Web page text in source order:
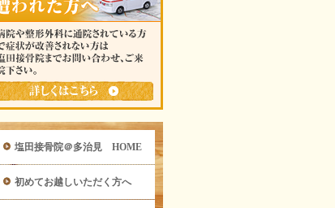
塩田接骨院＠多治見 HOME
初めてお越しいただく方へ